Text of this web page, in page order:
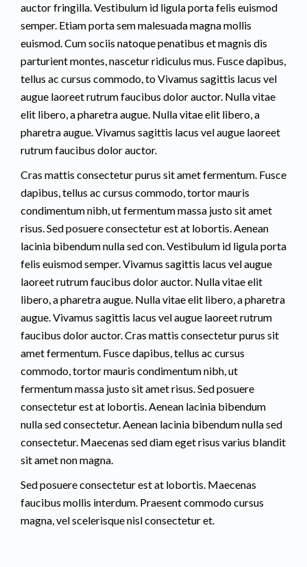
auctor fringilla. Vestibulum id ligula porta felis euismod
semper. Etiam porta sem malesuada magna mollis
euismod. Cum sociis natoque penatibus et magnis dis
parturient montes, nascetur ridiculus mus. Fusce dapibus,
tellus ac cursus commodo, to Vivamus sagittis lacus vel
augue laoreet rutrum faucibus dolor auctor. Nulla vitae
elit libero, a pharetra augue. Nulla vitae elit libero, a
pharetra augue. Vivamus sagittis lacus vel augue laoreet
rutrum faucibus dolor auctor.
Cras mattis consectetur purus sit amet fermentum. Fusce
dapibus, tellus ac cursus commodo, tortor mauris
condimentum nibh, ut fermentum massa justo sit amet
risus. Sed posuere consectetur est at lobortis. Aenean
lacinia bibendum nulla sed con. Vestibulum id ligula porta
felis euismod semper. Vivamus sagittis lacus vel augue
laoreet rutrum faucibus dolor auctor. Nulla vitae elit
libero, a pharetra augue. Nulla vitae elit libero, a pharetra
augue. Vivamus sagittis lacus vel augue laoreet rutrum
faucibus dolor auctor. Cras mattis consectetur purus sit
amet fermentum. Fusce dapibus, tellus ac cursus
commodo, tortor mauris condimentum nibh, ut
fermentum massa justo sit amet risus. Sed posuere
consectetur est at lobortis. Aenean lacinia bibendum
nulla sed consectetur. Aenean lacinia bibendum nulla sed
consectetur. Maecenas sed diam eget risus varius blandit
sit amet non magna.
Sed posuere consectetur est at lobortis. Maecenas
faucibus mollis interdum. Praesent commodo cursus
magna, vel scelerisque nisl consectetur et.